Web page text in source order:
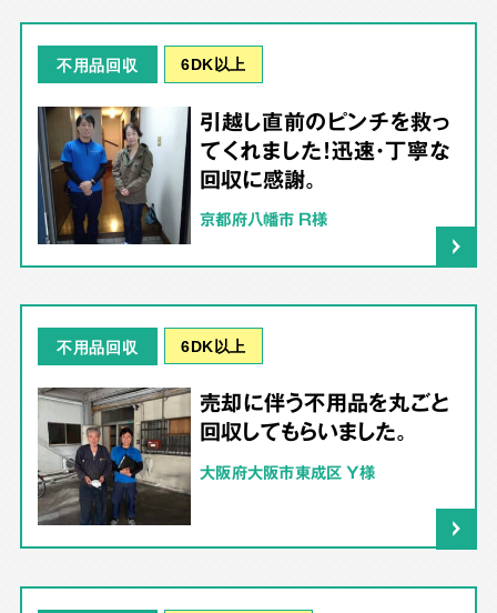
不用品回収 6DK以上
引越し直前のピンチを救っ
てくれました！迅速・丁寧な
回収に感謝。
京都府八幡市 R様
不用品回収 6DK以上
売却に伴う不用品を丸ごと
回収してもらいました。
大阪府大阪市東成区 Y様